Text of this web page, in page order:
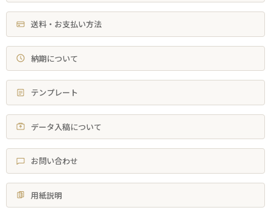
送料・お支払い方法
納期について
テンプレート
データ入稿について
お問い合わせ
用紙説明